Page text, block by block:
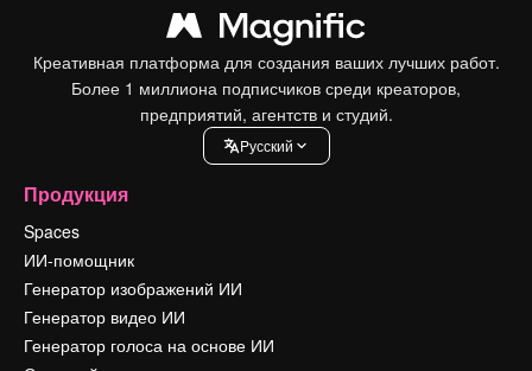
Креативная платформа для создания ваших лучших работ.
Более 1 миллиона подписчиков среди креаторов,
предприятий, агентств и студий.
Pусский
Продукция
Spaces
ИИ-помощник
Генератор изображений ИИ
Генератор видео ИИ
Генератор голоса на основе ИИ